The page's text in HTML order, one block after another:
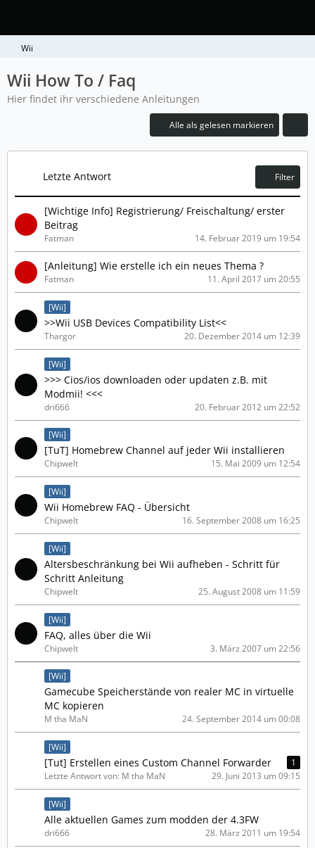
Wii
Wii How To / Faq
Hier findet ihr verschiedene Anleitungen
Alle als gelesen markieren
Letzte Antwort Filter
[Wichtige Info] Registrierung/ Freischaltung/ erster
Beitrag
Fatman 14. Februar 2019 um 19:54
[Anleitung] Wie erstelle ich ein neues Thema ?
Fatman 11. April 2017 um 20:55
[Wii]
>>Wii USB Devices Compatibility List<<
Thargor 20. Dezember 2014 um 12:39
[Wii]
>>> Cios/ios downloaden oder updaten z.B. mit
Modmii! <<<
dri666 20. Februar 2012 um 22:52
[Wii]
[TuT] Homebrew Channel auf jeder Wii installieren
Chipwelt 15. Mai 2009 um 12:54
[Wii]
Wii Homebrew FAQ - Übersicht
Chipwelt 16. September 2008 um 16:25
[Wii]
Altersbeschränkung bei Wii aufheben - Schritt für
Schritt Anleitung
Chipwelt 25. August 2008 um 11:59
[Wii]
FAQ, alles über die Wii
Chipwelt 3. März 2007 um 22:56
[Wii]
Gamecube Speicherstände von realer MC in virtuelle
MC kopieren
M tha MaN 24. September 2014 um 00:08
[Wii]
[Tut] Erstellen eines Custom Channel Forwarder
1
Letzte Antwort von: M tha MaN
29. Juni 2013 um 09:15
[Wii]
Alle aktuellen Games zum modden der 4.3FW
dri666 28. März 2011 um 19:54